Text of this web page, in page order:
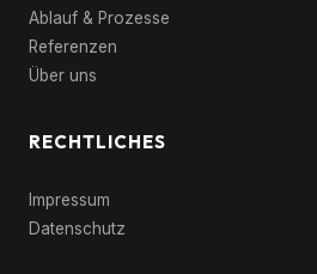
Ablauf & Prozesse
Referenzen
Über uns
RECHTLICHES
Impressum
Datenschutz